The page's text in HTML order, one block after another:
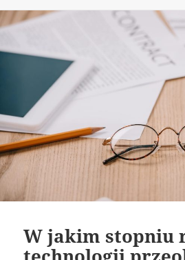
W jakim stopniu